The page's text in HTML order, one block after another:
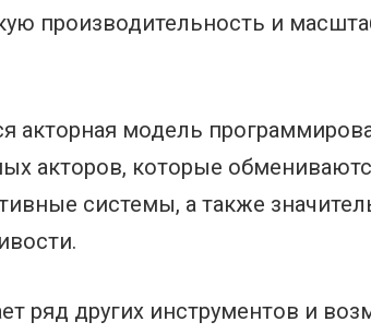
производительность и
акторная модель
акторов, которые
системы, а также
ряд других инструментов и